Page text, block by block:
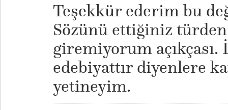
Teşekkür ederim bu
Sözünü ettiğiniz
giremiyorum
edebiyattır diyenlere
yetineyim.